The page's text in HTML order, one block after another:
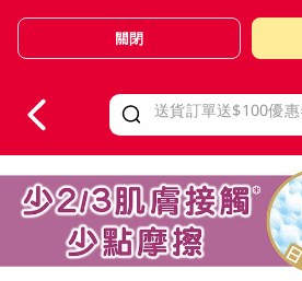
Valid Until 30 June 2026
關閉